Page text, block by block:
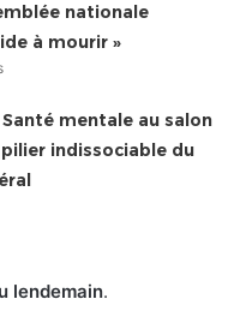
nationale
à mourir »
Santé mentale au salon
pilier indissociable du
lendemain.